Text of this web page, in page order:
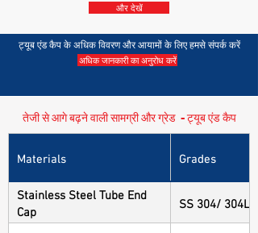
और देखें
ट्यूब एंड कैप के अधिक विवरण और आयामों के लिए हमसे संपर्क करें
अधिक जानकारी का अनुरोध करें
तेजी से आगे बढ़ने वाली सामग्री और ग्रेड - ट्यूब एंड कैप
Materials Grades
Stainless Steel Tube End
Cap
SS 304/ 304L